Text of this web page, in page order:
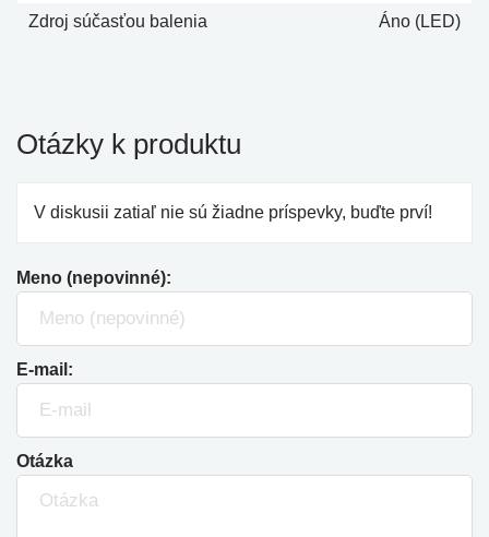
Zdroj súčasťou balenia
Áno (LED)
Otázky k produktu
V diskusii zatiaľ nie sú žiadne príspevky, buďte prví!
Meno (nepovinné):
E-mail:
Otázka